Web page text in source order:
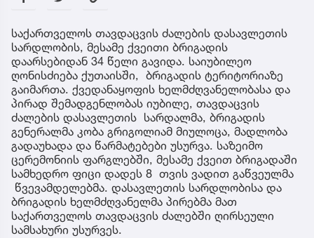
საქართველოს თავდაცვის ძალების დასავლეთის
სარდლობის, მესამე ქვეითი ბრიგადის
დაარსებიდან 34 წელი გავიდა. საიუბილეო
ღონისძიება ქუთაისში, ბრიგადის ტერიტორიაზე
გაიმართა. ქვედანაყოფის ხელმძღვანელობასა და
პირად შემადგენლობას იუბილე, თავდაცვის
ძალების დასავლეთის სარდალმა, ბრიგადის
გენერალმა კობა გრიგოლიამ მიულოცა, მადლობა
გადაუხადა და წარმატებები უსურვა. საზეიმო
ცერემონიის ფარგლებში, მესამე ქვეით ბრიგადაში
სამხედრო ფიცი დადეს 8 თვის ვადით გაწვეულმა
წვევამდელებმა. დასავლეთის სარდლობისა და
ბრიგადის ხელმძღვანელმა პირებმა მათ
საქართველოს თავდაცვის ძალებში ღირსეული
სამსახური უსურვეს.